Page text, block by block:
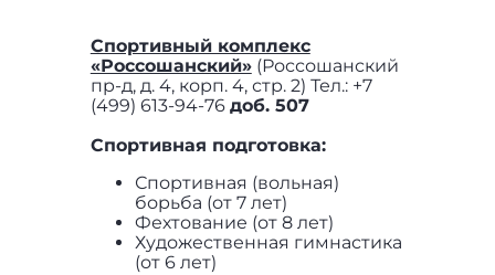
Спортивный комплекс
«Россошанский»(Россошанский
пр-д, д. 4, корп. 4, стр. 2) Тел.: +7
(499) 613-94-76 доб. 507
Спортивная подготовка:
Спортивная (вольная)
борьба (от 7 лет)
Фехтование (от 8 лет)
Художественная гимнастика
(от 6 лет)